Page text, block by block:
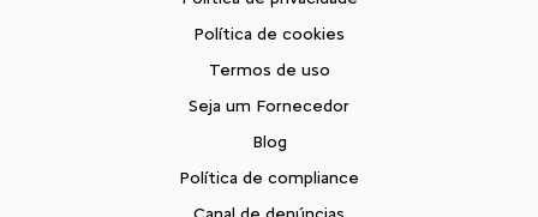
Política de cookies
Termos de uso
Seja um Fornecedor
Blog
Política de compliance